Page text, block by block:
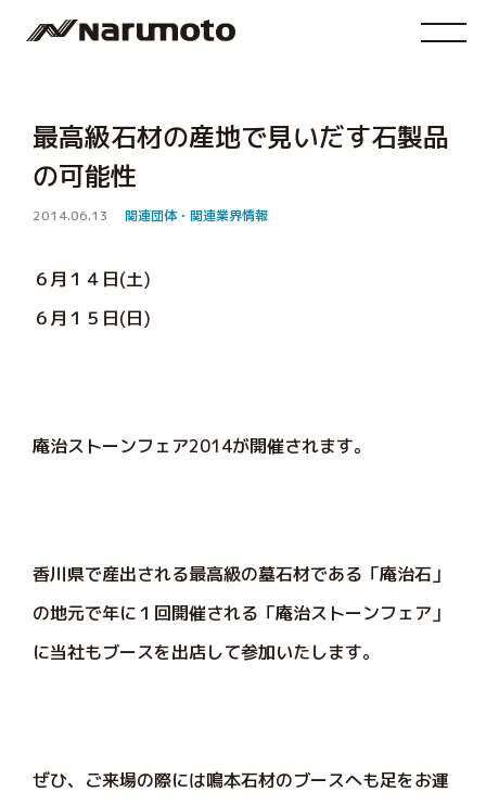
最高級石材の産地で見いだす石製品
の可能性
2014.06.13 関連団体・関連業界情報
６月１４日(土)
６月１５日(日)
庵治ストーンフェア2014が開催されます。
香川県で産出される最高級の墓石材である「庵治石」
の地元で年に１回開催される「庵治ストーンフェア」
に当社もブースを出店して参加いたします。
ぜひ、ご来場の際には鳴本石材のブースへも足をお運